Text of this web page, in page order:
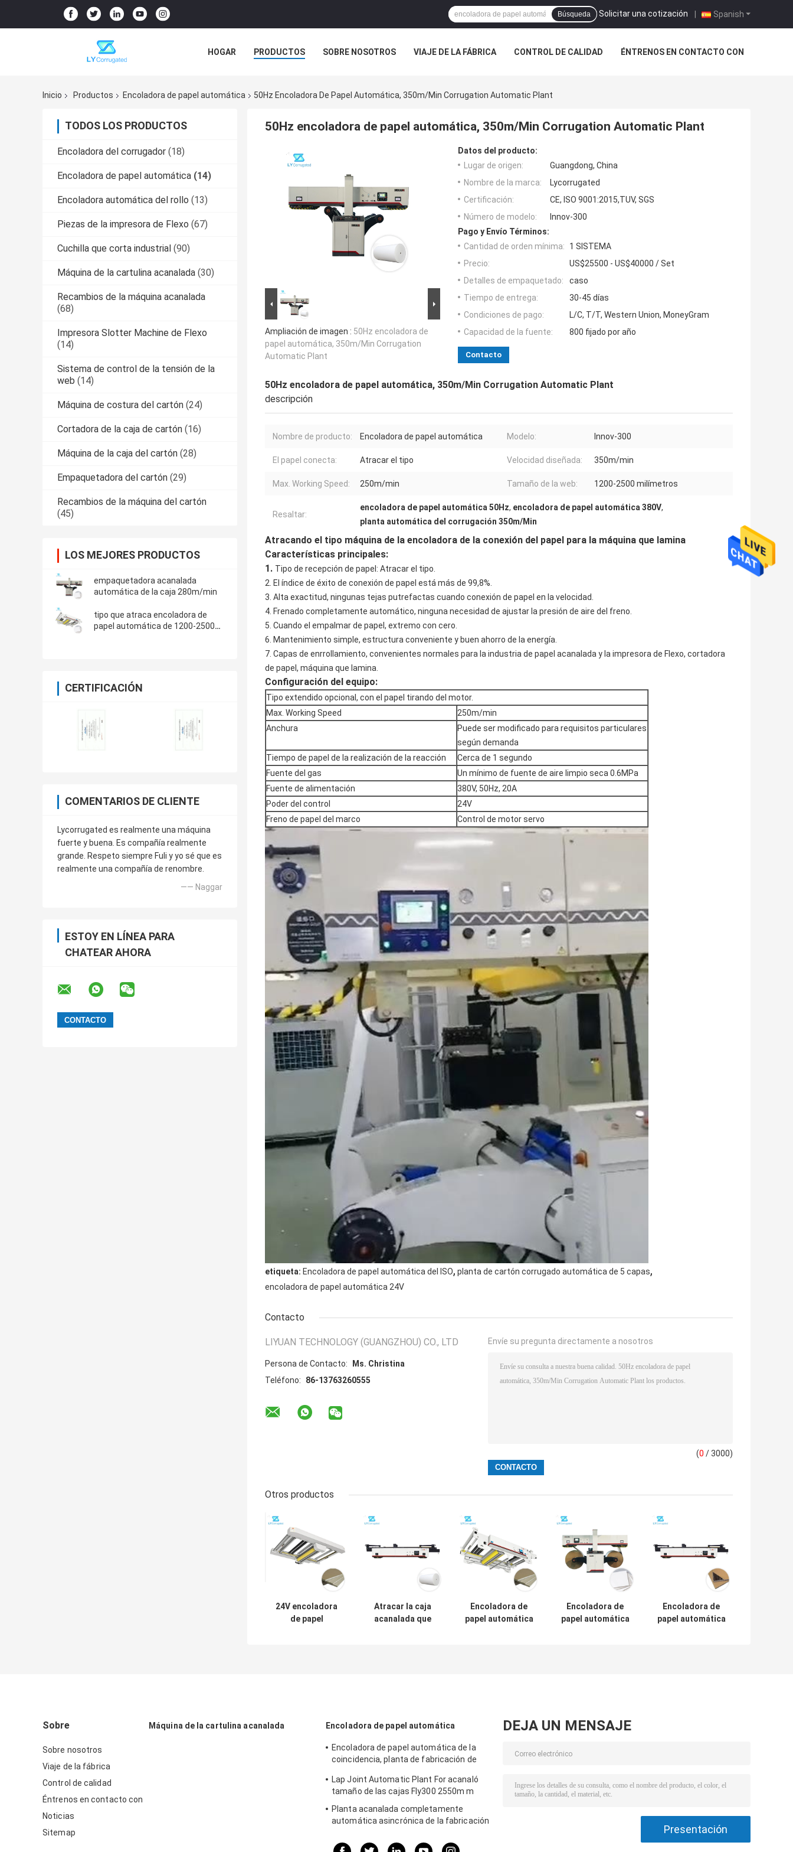
Spanish
Solicitar una cotización |
Búsqueda
HOGAR PRODUCTOS SOBRE NOSOTROS VIAJE DE LA FÁBRICA CONTROL DE CALIDAD ÉNTRENOS EN CONTACTO CON
Inicio
Productos Encoladora de papel automática 50Hz Encoladora De Papel Automática, 350m/Min Corrugation Automatic Plant
TODOS LOS PRODUCTOS
Encoladora del corrugador (18)
Encoladora de papel automática (14)
Encoladora automática del rollo (13)
Piezas de la impresora de Flexo (67)
Cuchilla que corta industrial (90)
Máquina de la cartulina acanalada (30)
Recambios de la máquina acanalada
(68)
Impresora Slotter Machine de Flexo
(14)
Sistema de control de la tensión de la
web (14)
Máquina de costura del cartón (24)
Cortadora de la caja de cartón (16)
Máquina de la caja del cartón (28)
Empaquetadora del cartón (29)
Recambios de la máquina del cartón
(45)
LOS MEJORES PRODUCTOS
empaquetadora acanalada
automática de la caja 280m/min
tipo que atraca encoladora de
papel automática de 1200-2500m
CERTIFICACIÓN
COMENTARIOS DE CLIENTE
Lycorrugated es realmente una máquina
fuerte y buena. Es compañía realmente
grande. Respeto siempre Fuli y yo sé que es
realmente una compañía de renombre.
—— Naggar
ESTOY EN LÍNEA PARA
CHATEAR AHORA
50Hz encoladora de papel automática, 350m/Min Corrugation Automatic Plant
Ampliación de imagen : 50Hz encoladora de
papel automática, 350m/Min Corrugation
Automatic Plant
Datos del producto:
Lugar de origen:
Guangdong, China
Nombre de la marca:
Lycorrugated
Certificación:
CE, ISO 9001:2015,TUV, SGS
Número de modelo:
Innov-300
Pago y Envío Términos:
Cantidad de orden mínima:
1 SISTEMA
Precio:
US$25500 - US$40000 / Set
Detalles de empaquetado:
caso
Tiempo de entrega:
30-45 días
Condiciones de pago:
L/C, T/T, Western Union, MoneyGram
Capacidad de la fuente:
800 fijado por año
Contacto
50Hz encoladora de papel automática, 350m/Min Corrugation Automatic Plant
descripción
Nombre de producto: Encoladora de papel automática Modelo: Innov-300
El papel conecta: Atracar el tipo Velocidad diseñada: 350m/min
Max. Working Speed: 250m/min Tamaño de la web: 1200-2500 milímetros
Resaltar:
encoladora de papel automática 50Hz, encoladora de papel automática 380V,
planta automática del corrugación 350m/Min
Atracando el tipo máquina de la encoladora de la conexión del papel para la máquina que lamina
Características principales:
1. Tipo de recepción de papel: Atracar el tipo.
2. El índice de éxito de conexión de papel está más de 99,8%.
3. Alta exactitud, ningunas tejas putrefactas cuando conexión de papel en la velocidad.
4. Frenado completamente automático, ninguna necesidad de ajustar la presión de aire del freno.
5. Cuando el empalmar de papel, extremo con cero.
6. Mantenimiento simple, estructura conveniente y buen ahorro de la energía.
7. Capas de enrrollamiento, convenientes normales para la industria de papel acanalada y la impresora de Flexo, cortadora
de papel, máquina que lamina.
Configuración del equipo:
Tipo extendido opcional, con el papel tirando del motor.
Max. Working Speed
250m/min
Anchura
Puede ser modificado para requisitos particulares
según demanda
Tiempo de papel de la realización de la reacción
Cerca de 1 segundo
Fuente del gas
Un mínimo de fuente de aire limpio seca 0.6MPa
Fuente de alimentación
380V, 50Hz, 20A
Poder del control
24V
Freno de papel del marco
Control de motor servo
etiqueta: Encoladora de papel automática del ISO, planta de cartón corrugado automática de 5 capas,
encoladora de papel automática 24V
Contacto
LIYUAN TECHNOLOGY (GUANGZHOU) CO., LTD
Persona de Contacto:
Ms. Christina
Teléfono:
86-13763260555
Envíe su pregunta directamente a nosotros
(0 / 3000)
Otros productos
24V encoladora
de papel
Atracar la caja
acanalada que
Encoladora de
papel automática
Encoladora de
papel automática
Encoladora de
papel automática
Sobre
Sobre nosotros
Viaje de la fábrica
Control de calidad
Éntrenos en contacto con
Noticias
Sitemap
Máquina de la cartulina acanalada Encoladora de papel automática
Encoladora de papel automática de la
coincidencia, planta de fabricación de
Lap Joint Automatic Plant For acanaló
tamaño de las cajas Fly300 2550m m
Planta acanalada completamente
automática asincrónica de la fabricación
DEJA UN MENSAJE